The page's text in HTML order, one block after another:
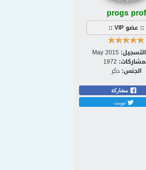
progs prof
:: عضو VIP ::
May 2015
1972
الجنس: ذكر
مشاركة
تويت